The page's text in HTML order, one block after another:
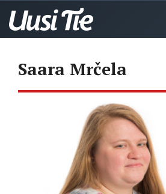
Saara Mrčela